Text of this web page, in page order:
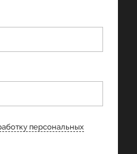
персональных